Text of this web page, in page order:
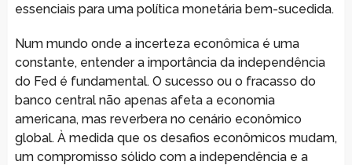
essenciais para uma política monetária bem-sucedida.
Num mundo onde a incerteza econômica é uma
constante, entender a importância da independência
do Fed é fundamental. O sucesso ou o fracasso do
banco central não apenas afeta a economia
americana, mas reverbera no cenário econômico
global. À medida que os desafios econômicos mudam,
um compromisso sólido com a independência e a